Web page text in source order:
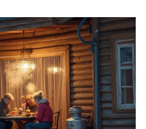
именно вам,
долговечное отопление.